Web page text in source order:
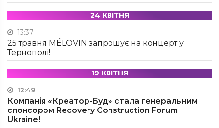
24 КВІТНЯ
13:37
25 травня MÉLOVIN запрошує на концерт у
Тернополі!
19 КВІТНЯ
12:49
Компанія «Креатор-Буд» стала генеральним
спонсором Recovery Construction Forum
Ukraine!